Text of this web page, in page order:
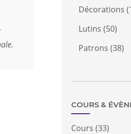
Décorations
Lutins (50)
Patrons (38)
COURS &
Cours (33)